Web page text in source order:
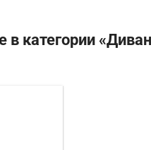
в категории